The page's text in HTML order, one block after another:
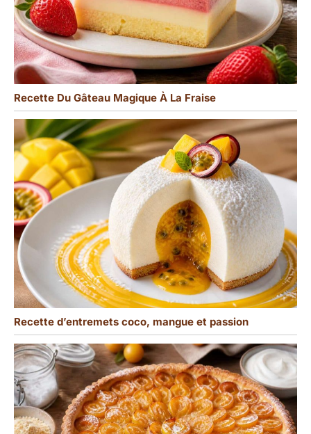
Recette Du Gâteau Magique À La Fraise
Recette d’entremets coco, mangue et passion